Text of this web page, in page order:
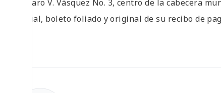
Genaro V. Vásquez No. 3, centro de la cabecera
oficial, boleto foliado y original de su recibo de